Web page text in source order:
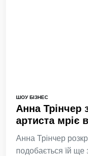
ШОУ БІЗНЕС
Анна Трінчер
артиста мріє
Анна Трінчер
подобається їй ще